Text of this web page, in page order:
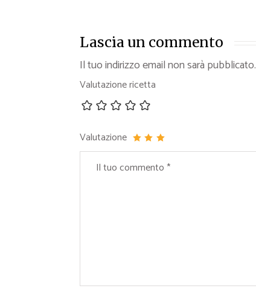
Lascia un commento
Il tuo indirizzo email non sarà pubblicato.
Valutazione ricetta
Valutazione